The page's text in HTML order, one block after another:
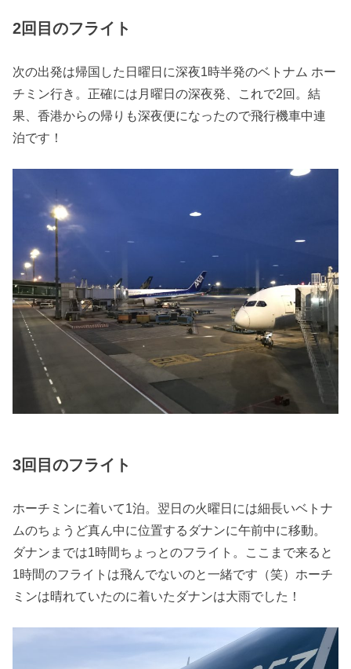
2回目のフライト
次の出発は帰国した日曜日に深夜1時半発のベトナム ホー
チミン行き。正確には月曜日の深夜発、これで2回。結
果、香港からの帰りも深夜便になったので飛行機車中連
泊です！
3回目のフライト
ホーチミンに着いて1泊。翌日の火曜日には細長いベトナ
ムのちょうど真ん中に位置するダナンに午前中に移動。
ダナンまでは1時間ちょっとのフライト。ここまで来ると
1時間のフライトは飛んでないのと一緒です（笑）ホーチ
ミンは晴れていたのに着いたダナンは大雨でした！